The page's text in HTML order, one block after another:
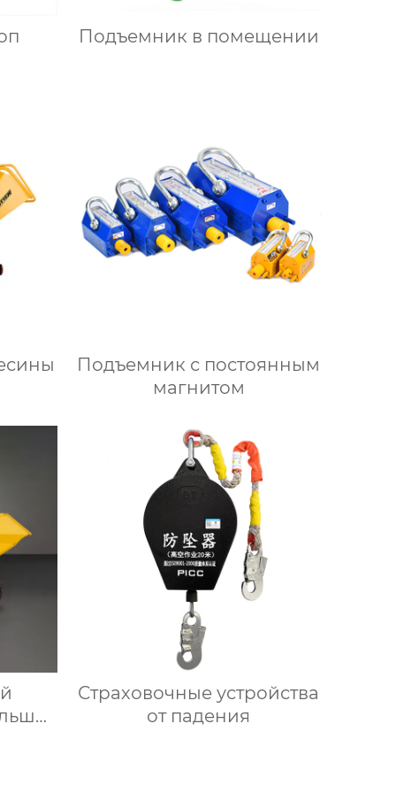
Подъемник в помещении
Подъемник с постоянным
магнитом
Страховочные устройства
от падения